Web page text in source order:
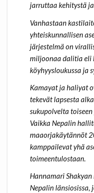
jarruttaa kehitystä
Vanhastaan
yhteiskunnallisen
järjestelmä on
miljoonaa dalitia eli
köyhyysloukussa ja
Kamayat ja haliyat
tekevät lapsesta
sukupolvelta
Vaikka Nepalin
maaorjakäytännöt
kamppailevat yhä
toimeentulostaan.
Hannamari
Nepalin länsiosissa,